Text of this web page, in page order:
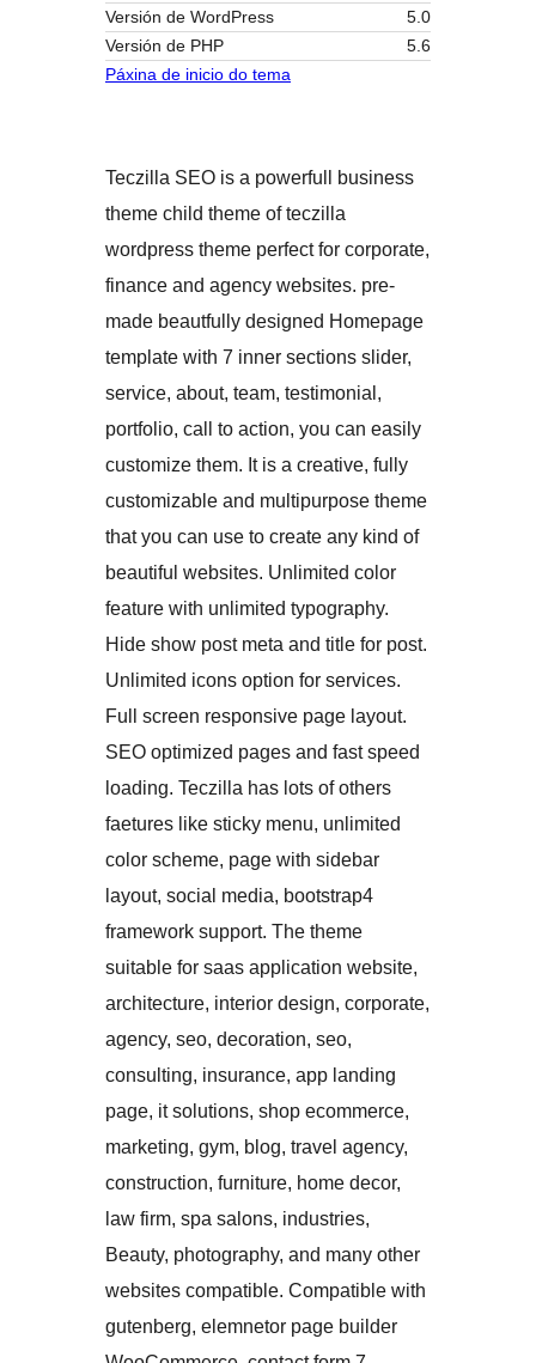
Versión de WordPress
5.0
Versión de PHP
5.6
Páxina de inicio do tema
Teczilla SEO is a powerfull business
theme child theme of teczilla
wordpress theme perfect for corporate,
finance and agency websites. pre-
made beautfully designed Homepage
template with 7 inner sections slider,
service, about, team, testimonial,
portfolio, call to action, you can easily
customize them. It is a creative, fully
customizable and multipurpose theme
that you can use to create any kind of
beautiful websites. Unlimited color
feature with unlimited typography.
Hide show post meta and title for post.
Unlimited icons option for services.
Full screen responsive page layout.
SEO optimized pages and fast speed
loading. Teczilla has lots of others
faetures like sticky menu, unlimited
color scheme, page with sidebar
layout, social media, bootstrap4
framework support. The theme
suitable for saas application website,
architecture, interior design, corporate,
agency, seo, decoration, seo,
consulting, insurance, app landing
page, it solutions, shop ecommerce,
marketing, gym, blog, travel agency,
construction, furniture, home decor,
law firm, spa salons, industries,
Beauty, photography, and many other
websites compatible. Compatible with
gutenberg, elemnetor page builder